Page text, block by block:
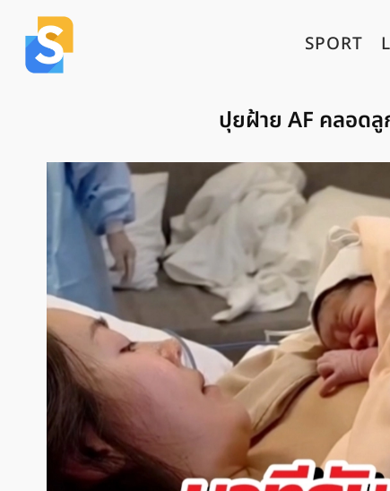
SPORT
ปุยฝ้าย AF คลอด